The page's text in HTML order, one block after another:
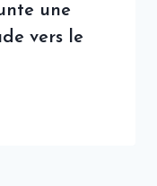
une
vers le